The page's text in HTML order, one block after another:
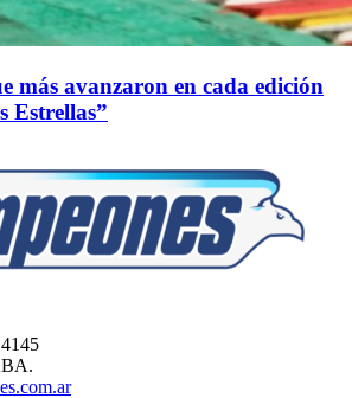
más avanzaron en cada edición
Estrellas”